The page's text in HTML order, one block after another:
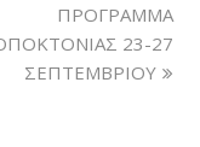
ΠΡΟΓΡΑΜΜΑ
23-27
ΣΕΠΤΕΜΒΡΙΟΥ